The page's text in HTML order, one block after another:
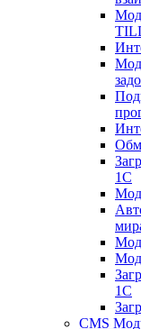
1C
1C
CMS